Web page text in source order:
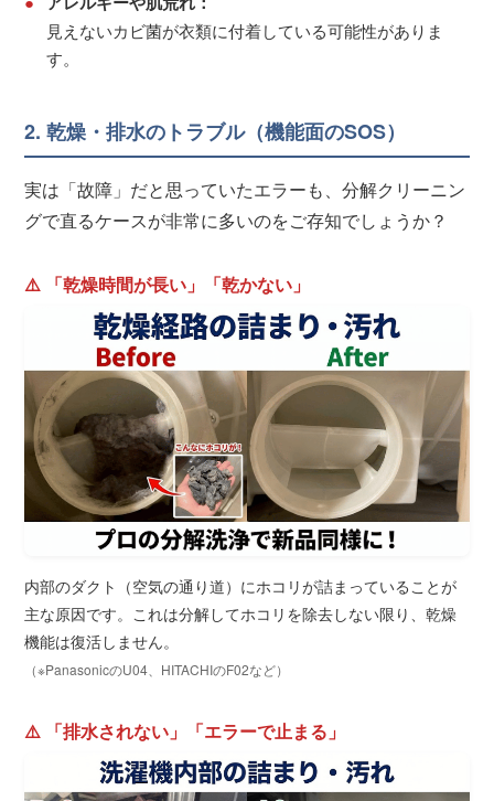
見えないカビ菌が衣類に付着している可能性がありま
す。
2. 乾燥・排水のトラブル（機能面のSOS）
実は「故障」だと思っていたエラーも、分解クリーニン
グで直るケースが非常に多いのをご存知でしょうか？
⚠️ 「乾燥時間が長い」「乾かない」
内部のダクト（空気の通り道）にホコリが詰まっていることが
主な原因です。これは分解してホコリを除去しない限り、乾燥
機能は復活しません。
（※PanasonicのU04、HITACHIのF02など）
⚠️ 「排水されない」「エラーで止まる」